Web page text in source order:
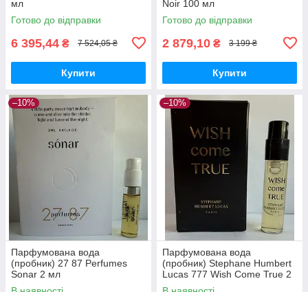
мл
Готово до відправки
6 395,44 ₴ 7 524,05 ₴
Купити
Noir 100 мл
Готово до відправки
2 879,10 ₴ 3 199 ₴
Купити
–10%
Парфумована вода
(пробник) 27 87 Perfumes
Sonar 2 мл
–10%
Парфумована вода
(пробник) Stephane Humbert
Lucas 777 Wish Come True 2
мл